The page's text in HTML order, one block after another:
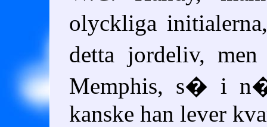
olyckliga
detta jordeliv,
Memphis, s� i
kanske han lever